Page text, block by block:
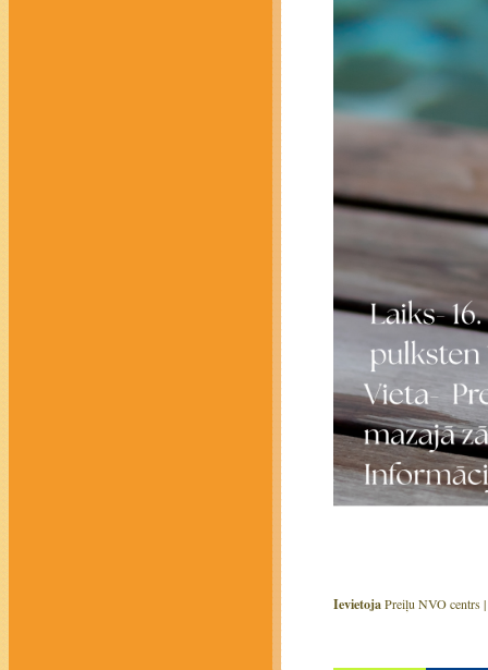
IevietojaPreiļu NVO centrs |